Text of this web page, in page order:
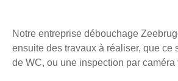
Notre entreprise débouchage
ensuite des travaux à réaliser, que ce
de WC, ou une inspection par caméra